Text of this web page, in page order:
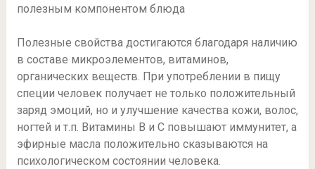
полезным компонентом блюда
Полезные свойства достигаются благодаря наличию
в составе микроэлементов, витаминов,
органических веществ. При употреблении в пищу
специи человек получает не только положительный
заряд эмоций, но и улучшение качества кожи, волос,
ногтей и т.п. Витамины B и C повышают иммунитет, а
эфирные масла положительно сказываются на
психологическом состоянии человека.